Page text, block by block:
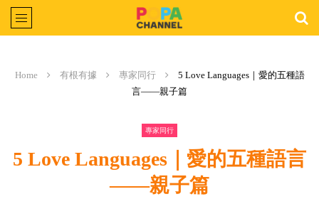
Home 有根有據 專家同行
5 Love Languages｜愛的五種語
言——親子篇
專家同行
5 Love Languages｜愛的五種語言
——親子篇